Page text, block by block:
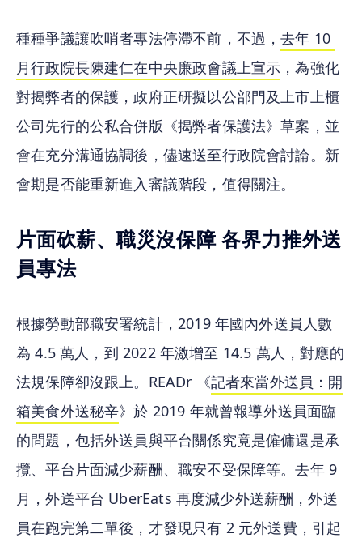
種種爭議讓吹哨者專法停滯不前，不過，去年 10
月行政院長陳建仁在中央廉政會議上宣示 ，為強化
對揭弊者的保護，政府正研擬以公部門及上市上櫃
公司先行的公私合併版《揭弊者保護法》草案，並
會在充分溝通協調後，儘速送至行政院會討論。新
會期是否能重新進入審議階段，值得關注。
片面砍薪、職災沒保障 各界力推外送
員專法
根據勞動部職安署統計，2019 年國內外送員人數
為 4.5 萬人，到 2022 年激增至 14.5 萬人，對應的
法規保障卻沒跟上。READr 《記者來當外送員：開
箱美食外送秘辛》於 2019 年就曾報導外送員面臨
的問題，包括外送員與平台關係究竟是僱傭還是承
攬、平台片面減少薪酬、職安不受保障等。去年 9
月，外送平台 UberEats 再度減少外送薪酬，外送
員在跑完第二單後，才發現只有 2 元外送費，引起